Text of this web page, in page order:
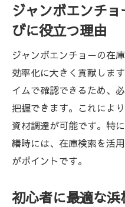
ジャンボエンチ
びに役立つ理由
ジャンボエンチョーの在
効率化に大きく貢献しま
イムで確認できるため、
把握できます。これによ
資材調達が可能です。特
繕時には、在庫検索を活
がポイントです。
初心者に最適な